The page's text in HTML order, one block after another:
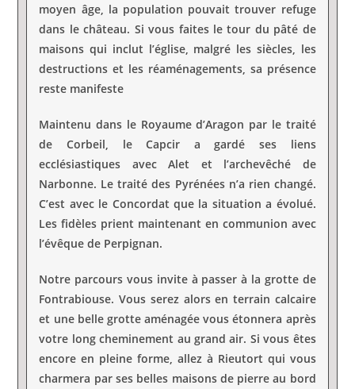
moyen âge, la population pouvait trouver refuge
dans le château. Si vous faites le tour du pâté de
maisons qui inclut l’église, malgré les siècles, les
destructions et les réaménagements, sa présence
reste manifeste
Maintenu dans le Royaume d’Aragon par le traité
de Corbeil, le Capcir a gardé ses liens
ecclésiastiques avec Alet et l’archevêché de
Narbonne. Le traité des Pyrénées n’a rien changé.
C’est avec le Concordat que la situation a évolué.
Les fidèles prient maintenant en communion avec
l’évêque de Perpignan.
Notre parcours vous invite à passer à la grotte de
Fontrabiouse. Vous serez alors en terrain calcaire
et une belle grotte aménagée vous étonnera après
votre long cheminement au grand air. Si vous êtes
encore en pleine forme, allez à Rieutort qui vous
charmera par ses belles maisons de pierre au bord